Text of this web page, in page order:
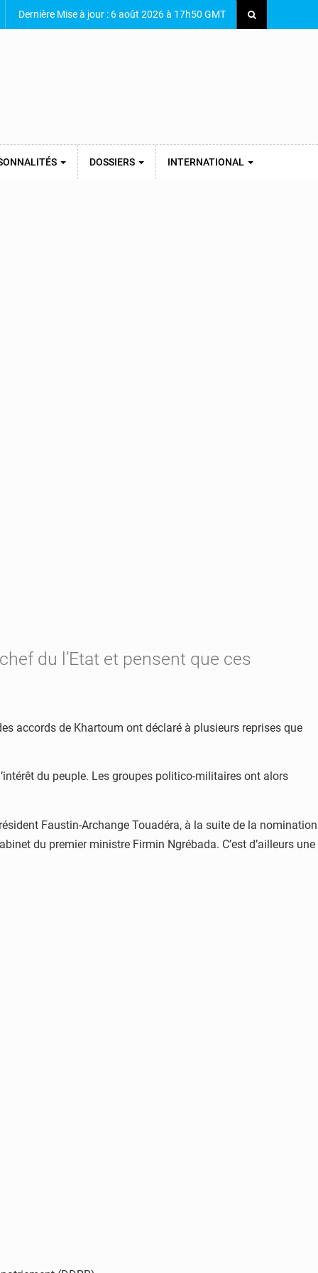
Dernière Mise à jour : 6 août 2026 à 17h50 GMT
DOSSIERS INTERNATIONAL
du l’Etat et pensent que ces
accords de Khartoum ont déclaré à plusieurs reprises que
du peuple. Les groupes politico-militaires ont alors
Faustin-Archange Touadéra, à la suite de la nomination
du premier ministre Firmin Ngrébada. C’est d’ailleurs une